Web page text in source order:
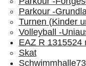
Parkour -
Turnen (Kinder
Volleyball -
EAZ R 1315524
Skat
Schwimmhalle